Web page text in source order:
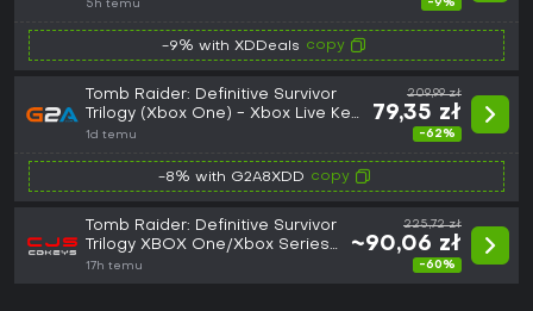
5h temu -9%
-9% with XDDeals copy
Tomb Raider: Definitive Survivor
Trilogy (Xbox One) - Xbox Live Key
- EUROPE
1d temu
209,99 zł
79,35 zł
-62%
-8% with G2A8XDD copy
Tomb Raider: Definitive Survivor
Trilogy XBOX One/Xbox Series
X|S Account (GLOBAL)
17h temu
225,72 zł
~90,06 zł
-60%